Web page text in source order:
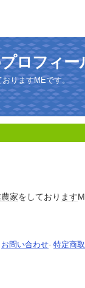
ロフィー
りますMEです。
家をしており ます
お問い合わせ- 特定商